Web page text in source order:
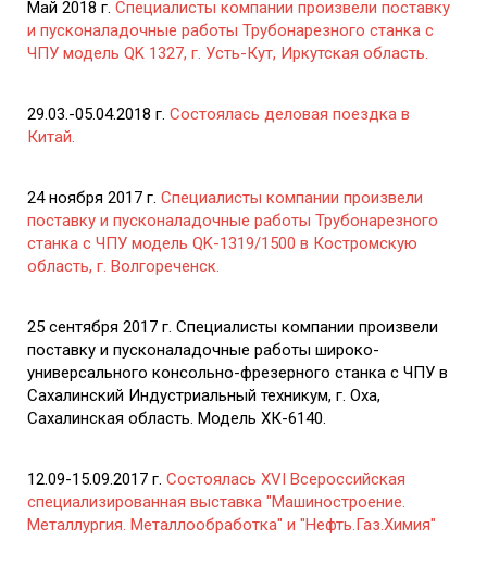
Май 2018 г. Специалисты компании произвели поставку
и пусконаладочные работы Трубонарезного станка с
ЧПУ модель QK 1327, г. Усть-Кут, Иркутская область.
29.03.-05.04.2018 г. Состоялась деловая поездка в
Китай.
24 ноября 2017 г. Специалисты компании произвели
поставку и пусконаладочные работы Трубонарезного
станка с ЧПУ модель QK-1319/1500 в Костромскую
область, г. Волгореченск.
25 сентября 2017 г. Специалисты компании произвели
поставку и пусконаладочные работы широко-
универсального консольно-фрезерного станка с ЧПУ в
Сахалинский Индустриальный техникум, г. Оха,
Сахалинская область. Модель ХК-6140.
12.09-15.09.2017 г. Состоялась XVI Всероссийская
специализированная выставка "Машиностроение.
Металлургия. Металлообработка" и "Нефть.Газ.Химия"